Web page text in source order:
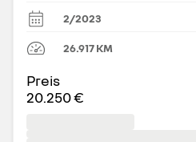
2/2023
26.917KM
Preis
20.250 €